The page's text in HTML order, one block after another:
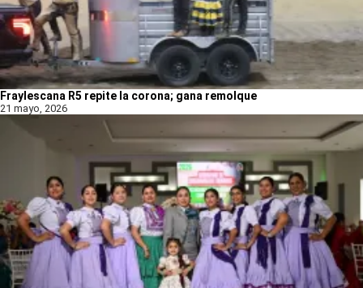
Fraylescana R5 repite la corona; gana remolque
21 mayo, 2026